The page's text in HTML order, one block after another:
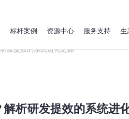
标杆案例 资源中心 服务支持 生
发提效的系统进化之路
析研发提效的系统进